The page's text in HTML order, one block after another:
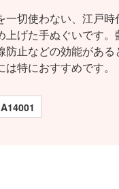
一切使わない、江戸
上げた手ぬぐいです
防止などの効能があ
は特におすすめです。
A14001